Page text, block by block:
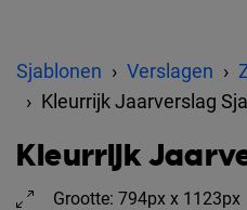
Sjablonen Verslagen
Kleurrijk Jaarverslag
Kleurrijk
Grootte: 794px x 1123px